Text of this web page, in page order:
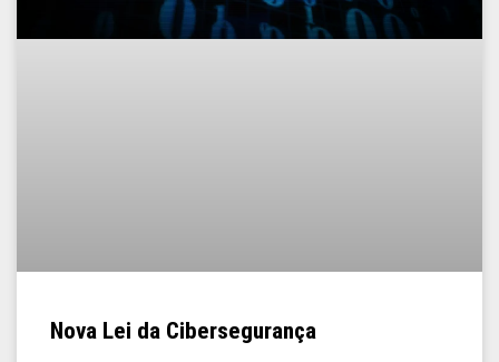
Nova Lei da Cibersegurança